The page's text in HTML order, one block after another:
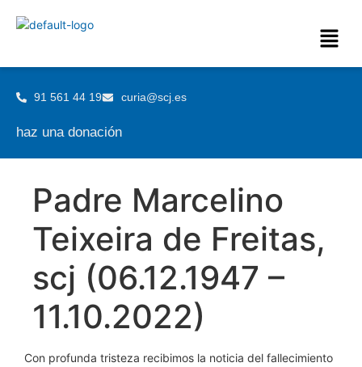
91 561 44 19 curia@scj.es
haz una donación
Padre Marcelino
Teixeira de Freitas,
scj (06.12.1947 –
11.10.2022)
Con profunda tristeza recibimos la noticia del fallecimiento